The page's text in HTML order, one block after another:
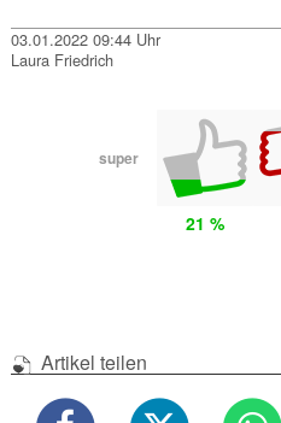
03.01.2022 09:44 Uhr
Laura Friedrich
super
21 %
Artikel teilen